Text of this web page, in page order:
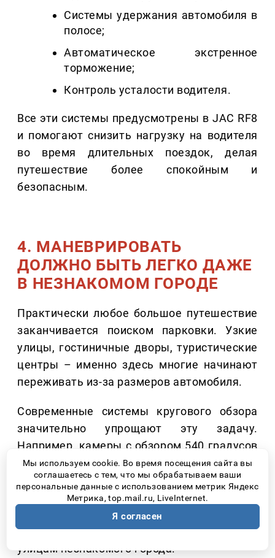
Системы удержания автомобиля в
полосе;
Автоматическое экстренное
торможение;
Контроль усталости водителя.
Все эти системы предусмотрены в JAC RF8
и помогают снизить нагрузку на водителя
во время длительных поездок, делая
путешествие более спокойным и
безопасным.
4. МАНЕВРИРОВАТЬ
ДОЛЖНО БЫТЬ ЛЕГКО ДАЖЕ
В НЕЗНАКОМОМ ГОРОДЕ
Практически любое большое путешествие
заканчивается поиском парковки. Узкие
улицы, гостиничные дворы, туристические
центры – именно здесь многие начинают
переживать из-за размеров автомобиля.
Современные системы кругового обзора
значительно упрощают эту задачу.
Например, камеры с обзором 540 градусов
позволяют видеть не только пространство
вокруг автомобиля, но и область
непосредственно под ним. Это особенно
удобно при парковке, проезде рядом с
бордюрами или движении по тесным
улицам незнакомого города.
Мы используем cookie. Во время посещения сайта вы
соглашаетесь с тем, что мы обрабатываем ваши
персональные данные с использованием метрик Яндекс
Метрика, top.mail.ru, LiveInternet.
Я согласен